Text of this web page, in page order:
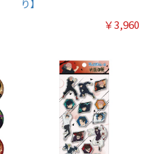
り】
￥3,960